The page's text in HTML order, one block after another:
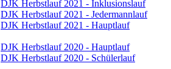
DJK Herbstlauf 2021 - Inklusionslauf
DJK Herbstlauf 2021 - Jedermannlauf
DJK Herbstlauf 2021 - Hauptlauf
DJK Herbstlauf 2020 - Hauptlauf
DJK Herbstlauf 2020 - Schülerlauf